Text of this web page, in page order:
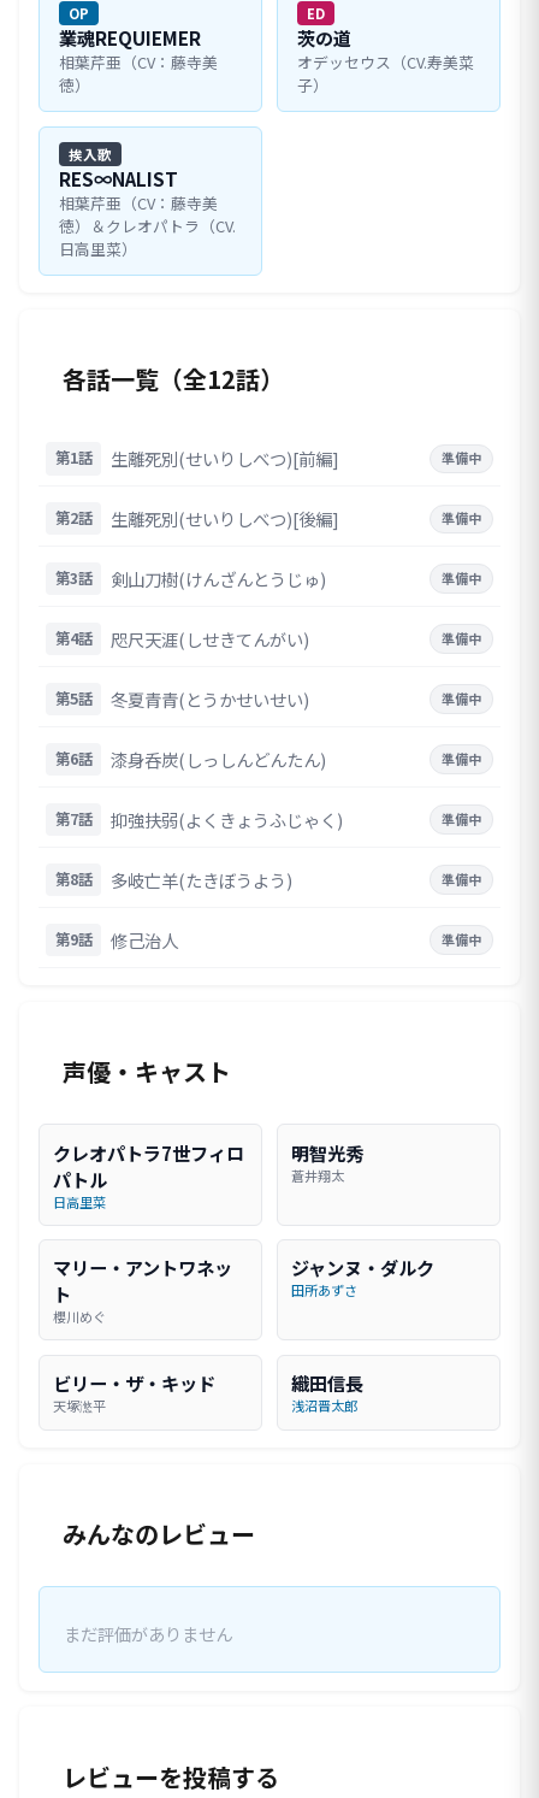
OP
業魂REQUIEMER
相葉芹亜（CV：藤寺美
徳）
ED
茨の道
オデッセウス（CV.寿美菜
子）
挨入歌
RES∞NALIST
相葉芹亜（CV：藤寺美
徳）＆クレオパトラ（CV.
日高里菜）
各話一覧（全12話）
第1話 生離死別(せいりしべつ)[前編] 準備中
第2話 生離死別(せいりしべつ)[後編] 準備中
第3話 剣山刀樹(けんざんとうじゅ) 準備中
第4話 咫尺天涯(しせきてんがい) 準備中
第5話 冬夏青青(とうかせいせい) 準備中
第6話 漆身呑炭(しっしんどんたん) 準備中
第7話 抑強扶弱(よくきょうふじゃく) 準備中
第8話 多岐亡羊(たきぼうよう) 準備中
第9話 修己治人 準備中
声優・キャスト
クレオパトラ7世フィロ
パトル
日高里菜
明智光秀
蒼井翔太
マリー・アントワネッ
ト
櫻川めぐ
ジャンヌ・ダルク
田所あずさ
ビリー・ザ・キッド
天塚滺平
織田信長
浅沼晋太郎
みんなのレビュー
まだ評価がありません
レビューを投稿する